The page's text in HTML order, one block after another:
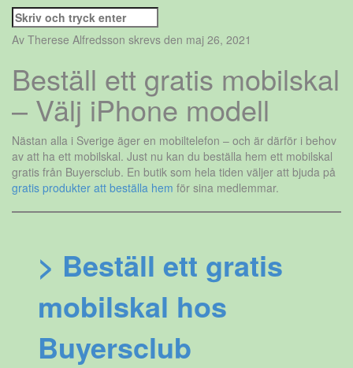
Sök
efter:
Av Therese Alfredsson skrevs den maj 26, 2021
Beställ ett gratis mobilskal
– Välj iPhone modell
Nästan alla i Sverige äger en mobiltelefon – och är därför i behov
av att ha ett mobilskal. Just nu kan du beställa hem ett mobilskal
gratis från Buyersclub. En butik som hela tiden väljer att bjuda på
gratis produkter att beställa hem för sina medlemmar.
> Beställ ett gratis
mobilskal hos
Buyersclub